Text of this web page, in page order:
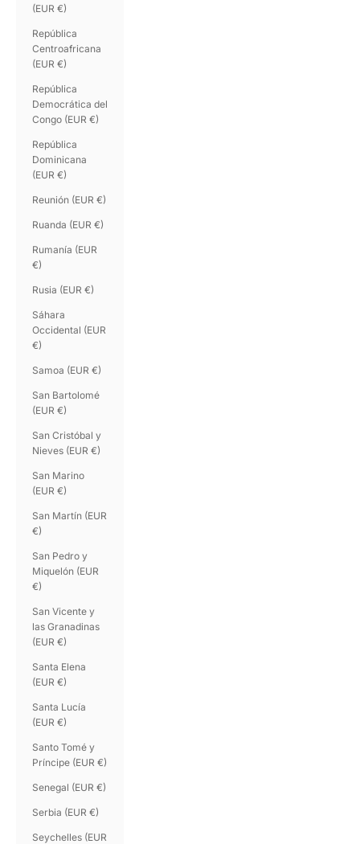
(EUR €)
República
Centroafricana
(EUR €)
República
Democrática del
Congo (EUR €)
República
Dominicana
(EUR €)
Reunión (EUR €)
Ruanda (EUR €)
Rumanía (EUR
€)
Rusia (EUR €)
Sáhara
Occidental (EUR
€)
Samoa (EUR €)
San Bartolomé
(EUR €)
San Cristóbal y
Nieves (EUR €)
San Marino
(EUR €)
San Martín (EUR
€)
San Pedro y
Miquelón (EUR
€)
San Vicente y
las Granadinas
(EUR €)
Santa Elena
(EUR €)
Santa Lucía
(EUR €)
Santo Tomé y
Príncipe (EUR €)
Senegal (EUR €)
Serbia (EUR €)
Seychelles (EUR